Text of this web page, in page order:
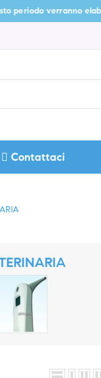
verranno elaborati
Contattaci